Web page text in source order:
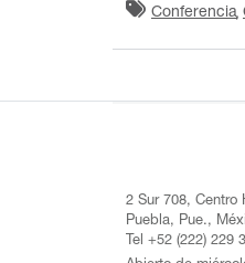
Conferencia
2 Sur 708, Centro
Puebla, Pue.,
Tel +52 (222) 229